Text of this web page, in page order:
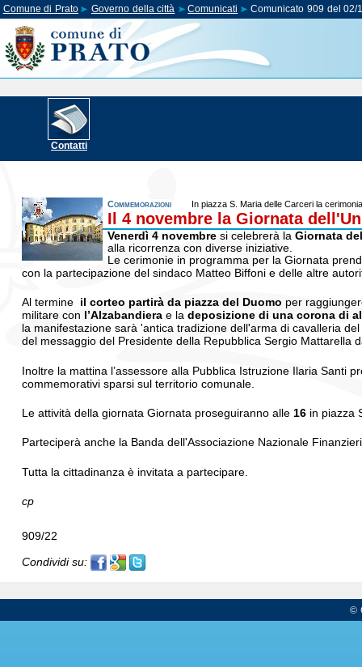
Comune di Prato Governo della città Comunicati Comunicato 909 del 02/
Contatti
Commemorazioni In piazza S. Maria delle Carceri la
Il 4 novembre la Giornata
Venerdì 4 novembresi celebrerà la Giornata
alla ricorrenza con diverse iniziative.
Le cerimonie in programma per la Giornata
con la partecipazione del sindaco Matteo Biffoni e delle altre
Al termine il corteo partirà da piazza del Duomo per
militare con
l’Alzabandiera e ladeposizione di una corona di
la manifestazione sarà 'antica tradizione dell'arma di cavalleria
del messaggio del Presidente della Repubblica Sergio Mattarella
Inoltre la mattina l’assessore alla Pubblica Istruzione Ilaria Santi
commemorativi sparsi sul territorio comunale.
Le attività della giornata Giornata proseguiranno alle 16 in piazza
Parteciperà anche la Banda dell'Associazione Nazionale
Tutta la cittadinanza è invitata a partecipare.
cp
909/22
Condividi su:
©